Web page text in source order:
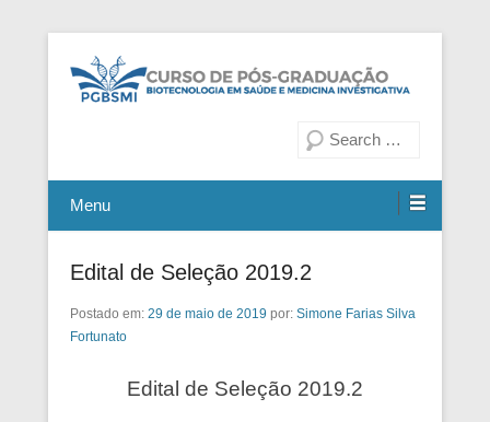
Curso de Pós-Graduação em
Medicina Investigativa
Menu
Edital de Seleção 2019.2
Postado em: 29 de maio de 2019 por: Simone Farias Silva
Fortunato
Edital de Seleção 2019.2